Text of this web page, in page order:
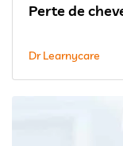
Perte de
Dr Learnycare